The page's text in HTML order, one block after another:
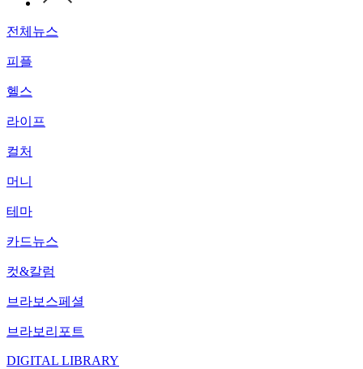
전체뉴스
피플
헬스
라이프
컬처
머니
테마
카드뉴스
컷&칼럼
브라보스페셜
브라보리포트
DIGITAL LIBRARY